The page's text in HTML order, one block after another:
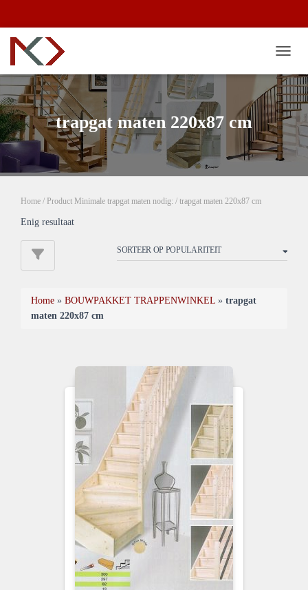
trapgat maten 220x87 cm
Home / Product Minimale trapgat maten nodig: / trapgat maten 220x87 cm
Enig resultaat
Home » BOUWPAKKET TRAPPENWINKEL » trapgat
maten 220x87 cm